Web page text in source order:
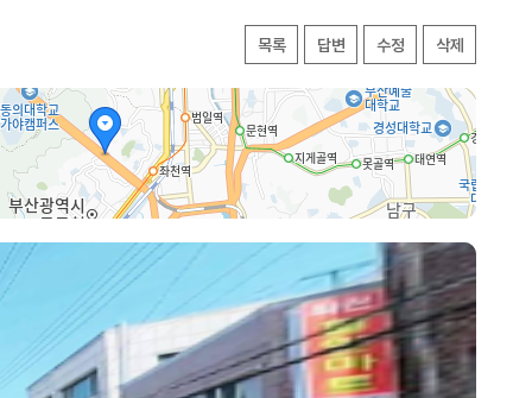
목록 답변 수정 삭제
로